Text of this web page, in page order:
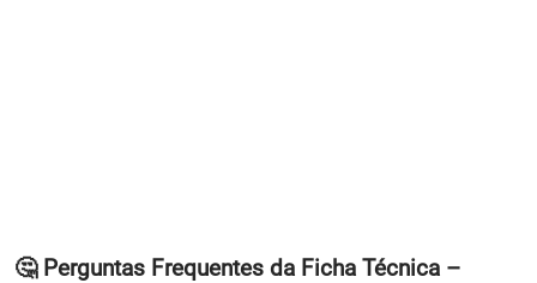
🤔 Perguntas Frequentes da Ficha Técnica –